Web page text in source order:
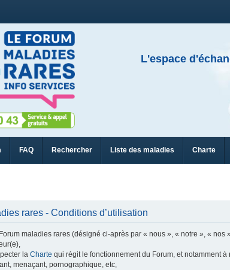
L'espace
FAQ Rechercher Liste des maladies Charte
rares - Conditions d’utilisation
maladies rares (désigné ci-après par « nous », « notre », «
la Charte qui régit le fonctionnement du Forum, et notamment
menaçant, pornographique, etc,